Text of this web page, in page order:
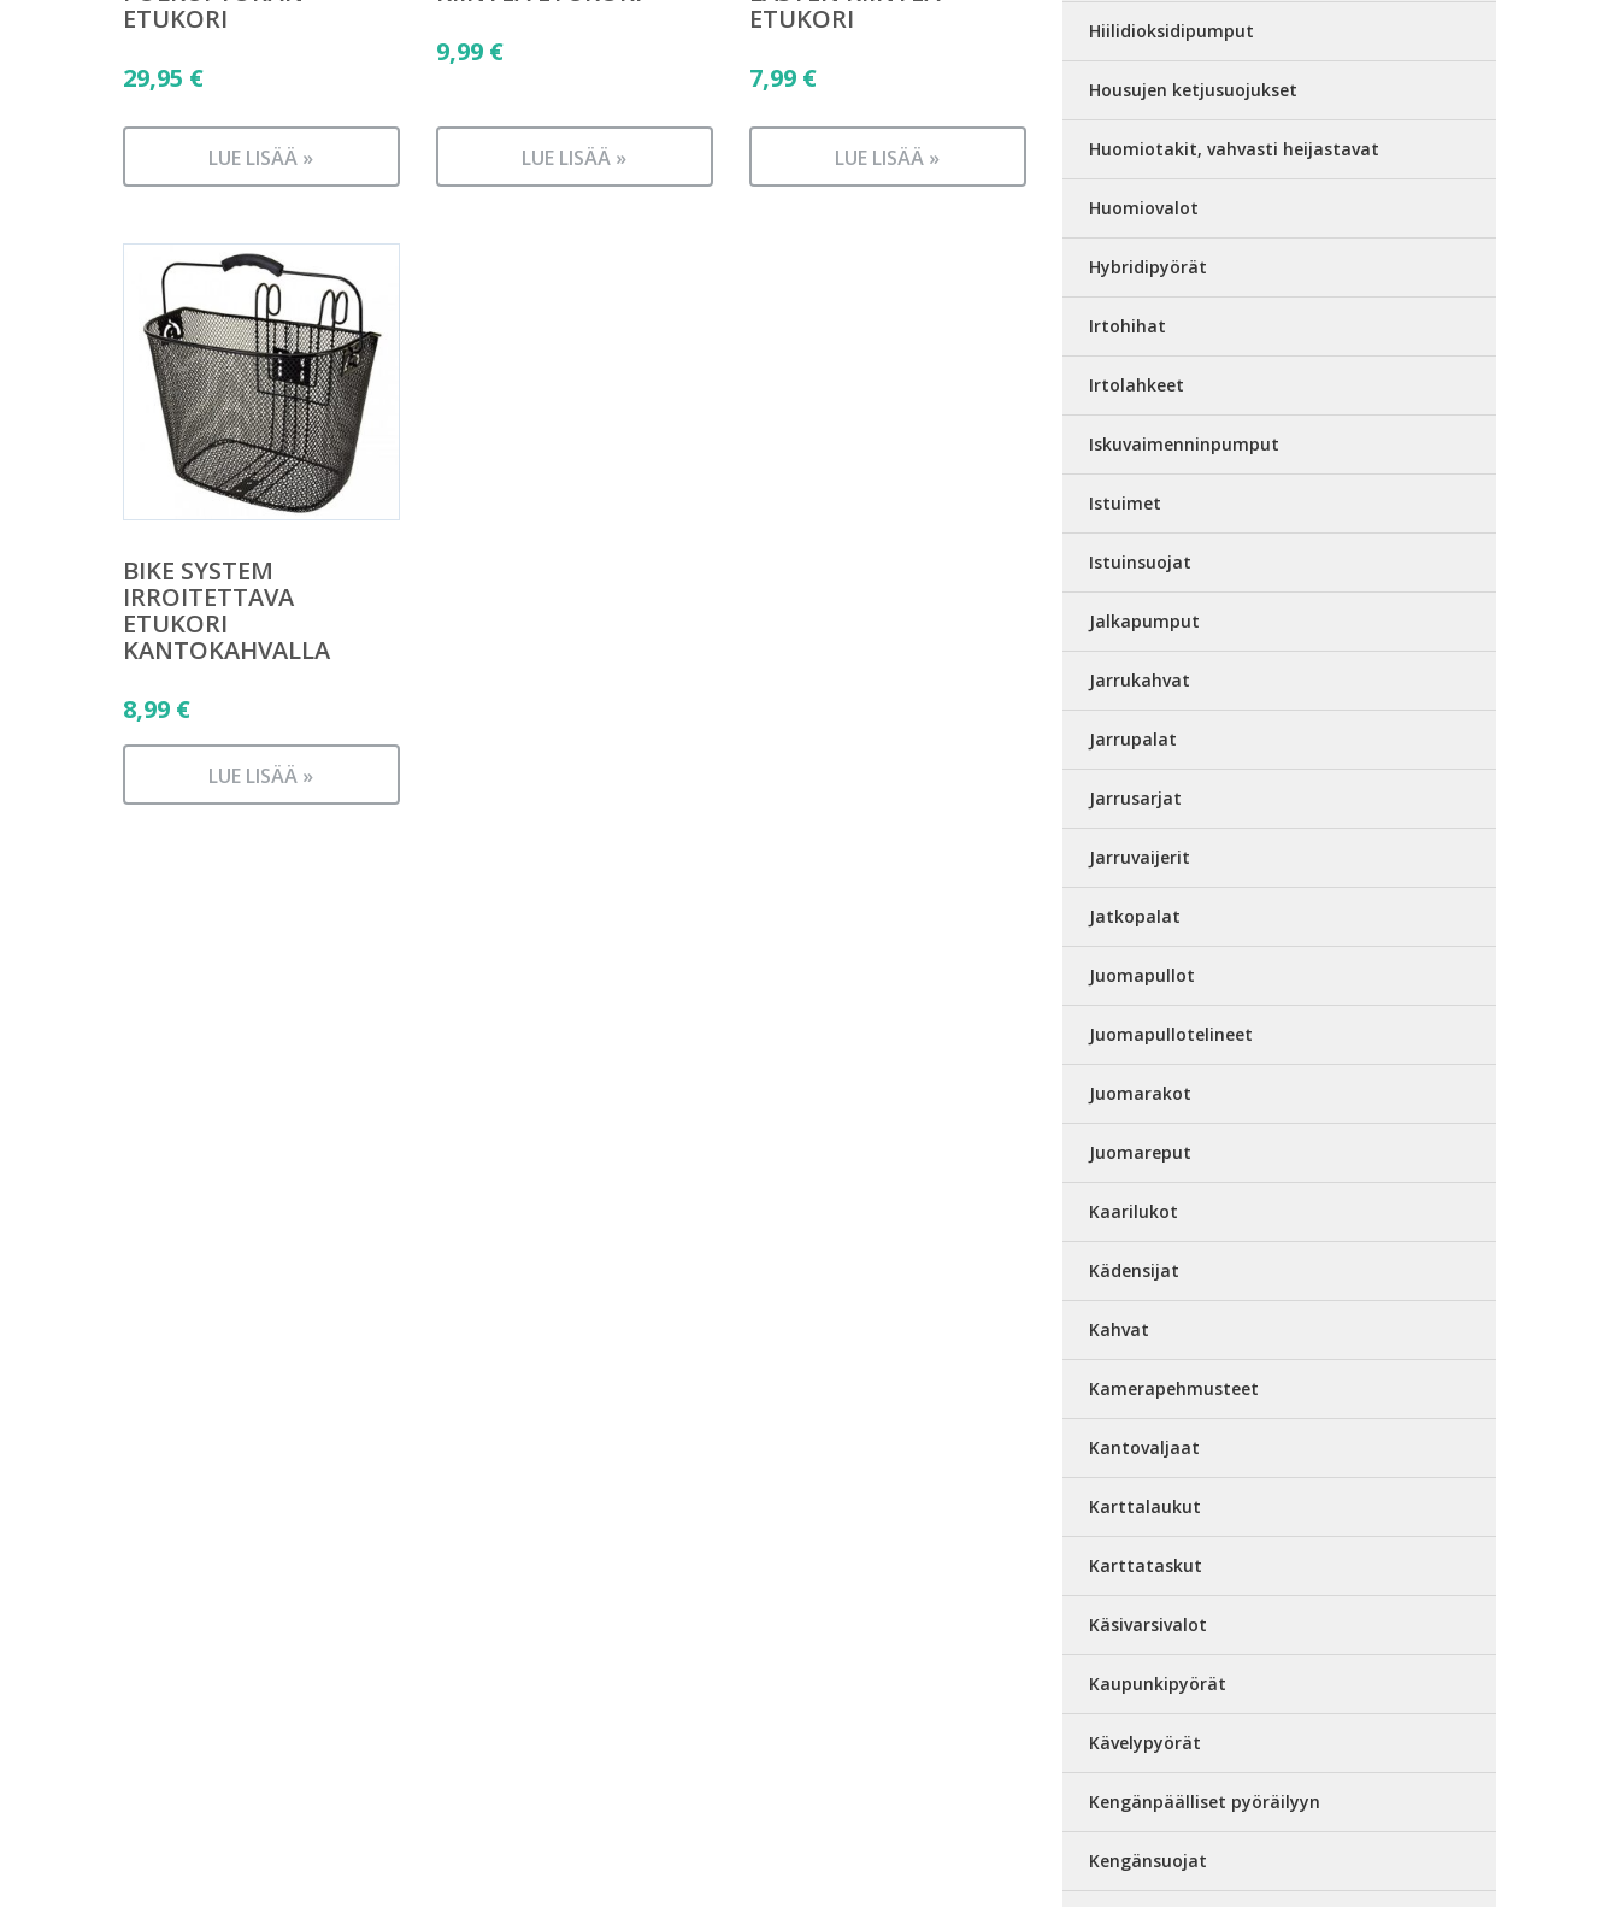
ETUKORI
29,95 €
LUE LISÄÄ »
9,99 €
LUE LISÄÄ »
ETUKORI
7,99 €
LUE LISÄÄ »
BIKE SYSTEM
IRROITETTAVA
ETUKORI
KANTOKAHVALLA
8,99 €
LUE LISÄÄ »
Hiilidioksidipumput
Housujen ketjusuojukset
Huomiotakit, vahvasti heijastavat
Huomiovalot
Hybridipyörät
Irtohihat
Irtolahkeet
Iskuvaimenninpumput
Istuimet
Istuinsuojat
Jalkapumput
Jarrukahvat
Jarrupalat
Jarrusarjat
Jarruvaijerit
Jatkopalat
Juomapullot
Juomapullotelineet
Juomarakot
Juomareput
Kaarilukot
Kädensijat
Kahvat
Kamerapehmusteet
Kantovaljaat
Karttalaukut
Karttataskut
Käsivarsivalot
Kaupunkipyörät
Kävelypyörät
Kengänpäälliset pyöräilyyn
Kengänsuojat